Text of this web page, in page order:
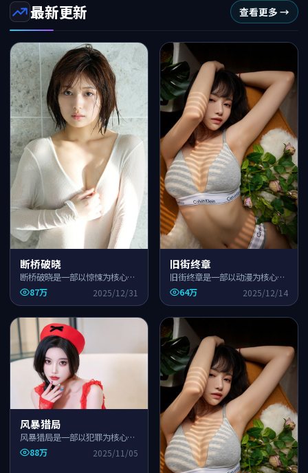
最新更新 查看更多 →
断桥破晓
断桥破晓是一部以惊悚为核心的
国产高清影视作品，围绕危机、
反转与人物成长展开，整体节奏
紧凑，适合一口气追完。
87万 2025/12/31
旧街终章
旧街终章是一部以动漫为核心的
国产高清影视作品，围绕危机、
反转与人物成长展开，整体节奏
紧凑，适合一口气追完。
64万 2025/12/14
风暴猎局
风暴猎局是一部以犯罪为核心的
国产高清影视作品，围绕危机、
88万 2025/11/05